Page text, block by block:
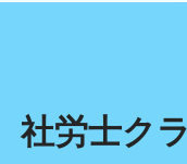
社労士ク